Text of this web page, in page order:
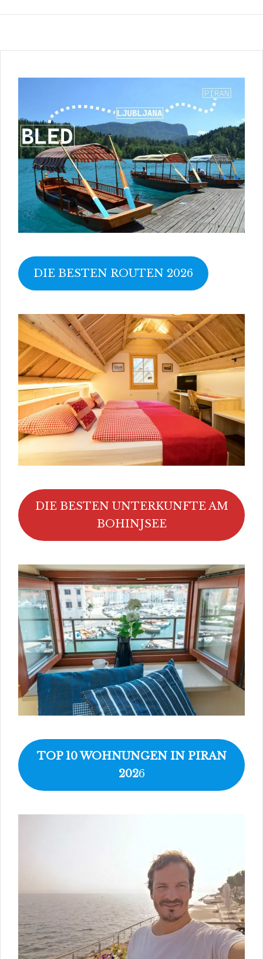
DIE BESTEN ROUTEN 2026
DIE BESTEN UNTERKUNFTE AM
BOHINJSEE
TOP 10 WOHNUNGEN IN PIRAN
2026